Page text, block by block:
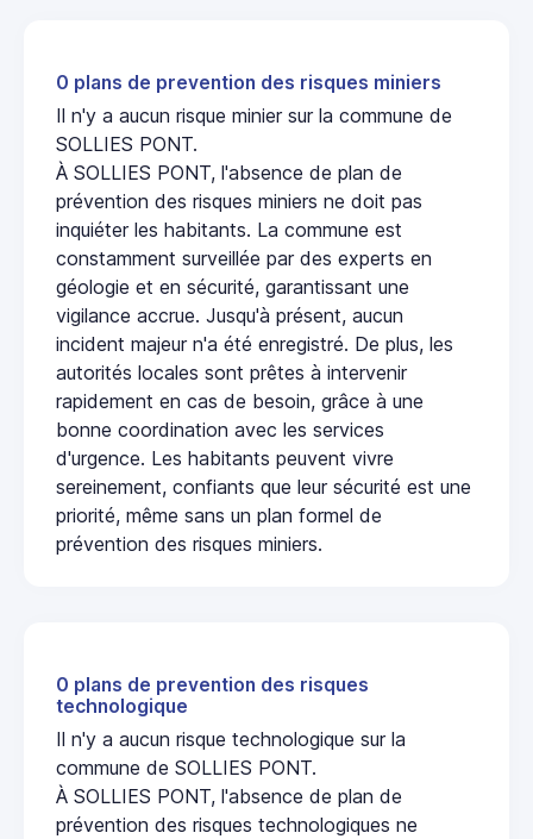
0 plans de prevention des risques miniers
Il n'y a aucun risque minier sur la commune de
SOLLIES PONT.
À SOLLIES PONT, l'absence de plan de
prévention des risques miniers ne doit pas
inquiéter les habitants. La commune est
constamment surveillée par des experts en
géologie et en sécurité, garantissant une
vigilance accrue. Jusqu'à présent, aucun
incident majeur n'a été enregistré. De plus, les
autorités locales sont prêtes à intervenir
rapidement en cas de besoin, grâce à une
bonne coordination avec les services
d'urgence. Les habitants peuvent vivre
sereinement, confiants que leur sécurité est une
priorité, même sans un plan formel de
prévention des risques miniers.
0 plans de prevention des risques
technologique
Il n'y a aucun risque technologique sur la
commune de SOLLIES PONT.
À SOLLIES PONT, l'absence de plan de
prévention des risques technologiques ne